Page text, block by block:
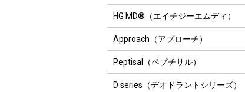
HG MD®（エイチジーエムディ）
Approach（アプローチ）
Peptisal（ペプチサル）
D series（デオドラントシリーズ）